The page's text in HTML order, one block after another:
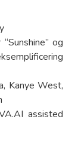
og
Kanye West,
assisted